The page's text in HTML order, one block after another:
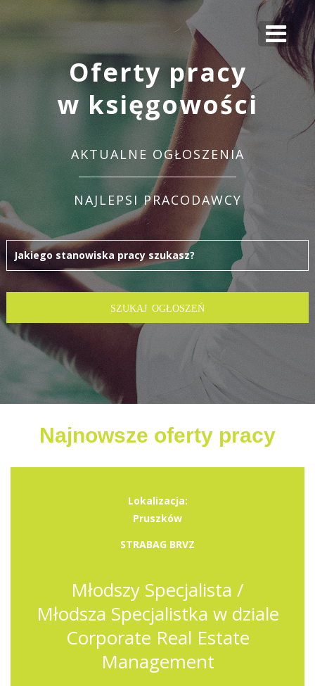
Oferty pracy
w księgowości
AKTUALNE OGŁOSZENIA
NAJLEPSI PRACODAWCY
Najnowsze oferty pracy
Lokalizacja:
Pruszków
STRABAG BRVZ
Młodszy Specjalista /
Młodsza Specjalistka w dziale
Corporate Real Estate
Management